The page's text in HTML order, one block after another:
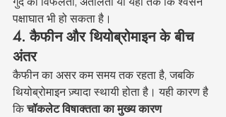
पक्षाघात भी हो सकता है।
4. कैफीन और थियोब्रोमाइन के बीच
अंतर
कैफीन का असर कम समय तक रहता है, जबकि
थियोब्रोमाइन ज़्यादा स्थायी होता है। यही कारण है
कि चॉकलेट विषाक्तता का मुख्य कारण